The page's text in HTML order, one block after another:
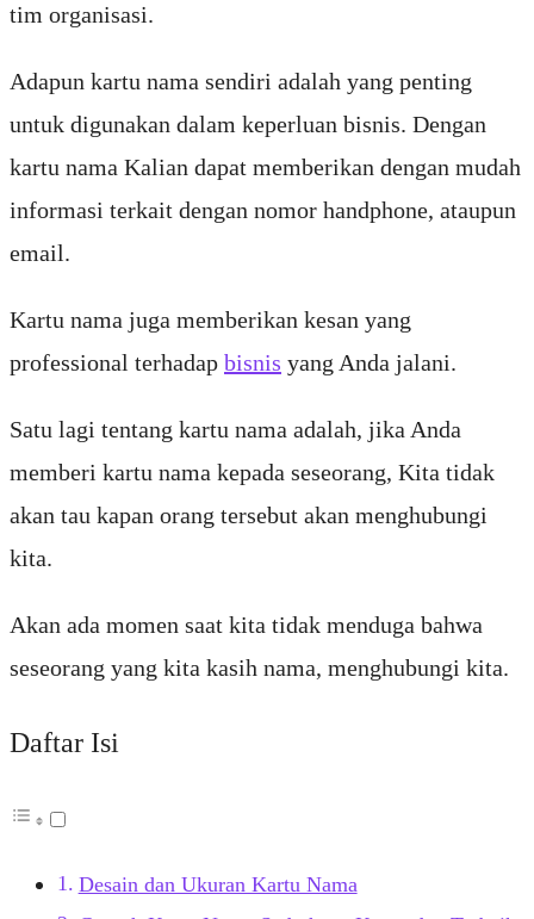
tim organisasi.
Adapun kartu nama sendiri adalah yang penting
untuk digunakan dalam keperluan bisnis. Dengan
kartu nama Kalian dapat memberikan dengan mudah
informasi terkait dengan nomor handphone, ataupun
email.
Kartu nama juga memberikan kesan yang
professional terhadap bisnis yang Anda jalani.
Satu lagi tentang kartu nama adalah, jika Anda
memberi kartu nama kepada seseorang, Kita tidak
akan tau kapan orang tersebut akan menghubungi
kita.
Akan ada momen saat kita tidak menduga bahwa
seseorang yang kita kasih nama, menghubungi kita.
Daftar Isi
Desain dan Ukuran Kartu Nama